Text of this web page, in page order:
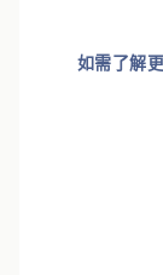
如需了解